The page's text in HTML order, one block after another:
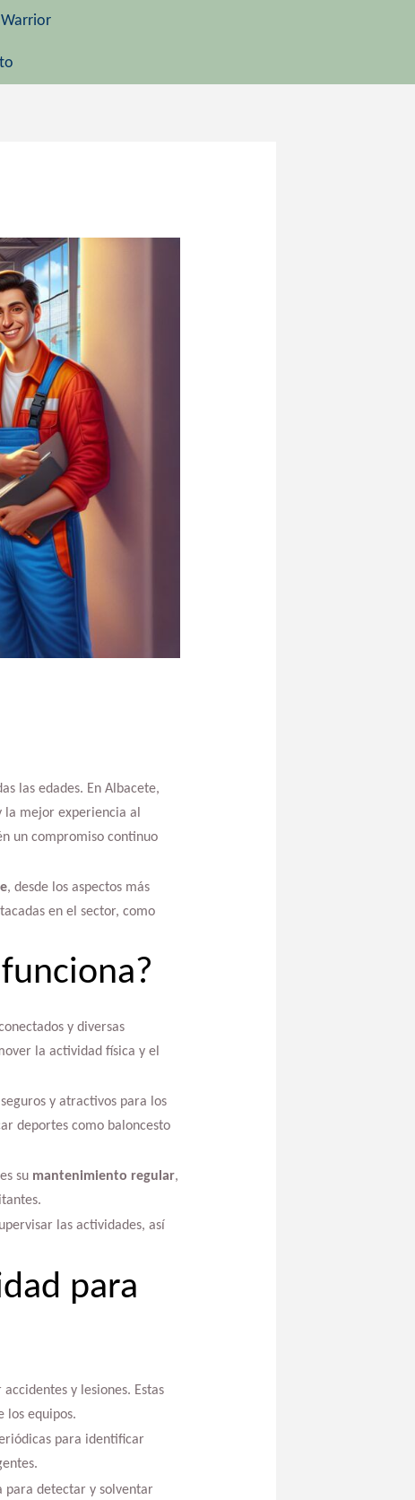
las edades. En Albacete,
la mejor experiencia al
un compromiso continuo
, desde los aspectos más
en el sector, como
y diversas
la actividad física y el
y atractivos para los
deportes como baloncesto
su mantenimiento regular,
las actividades, así
para
y lesiones. Estas
los equipos.
para identificar
para detectar y solventar